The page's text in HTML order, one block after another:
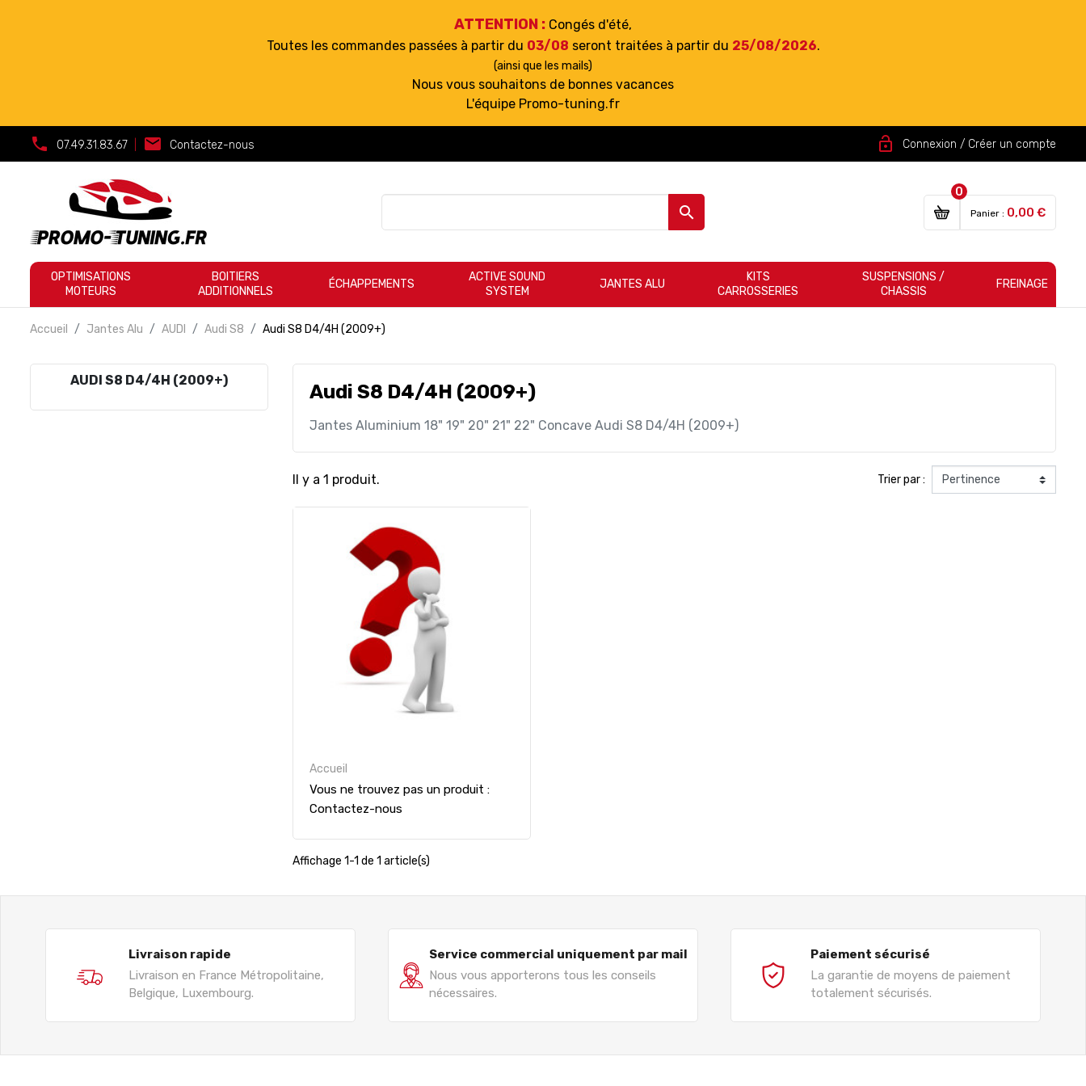
ATTENTION : Congés d'été,
Toutes les commandes passées à partir du 03/08 seront traitées à partir du 25/08/2026.
(ainsi que les mails)
Nous vous souhaitons de bonnes vacances
L'équipe Promo-tuning.fr
call 07.49.31.83.67 mail Contactez-nous lock_open Connexion / Créer un compte

0
Panier : 0,00 €
OPTIMISATIONS
MOTEURS
BOITIERS
ADDITIONNELS
ÉCHAPPEMENTS
ACTIVE SOUND
SYSTEM
JANTES ALU
KITS
CARROSSERIES
SUSPENSIONS /
CHASSIS
FREINAGE
Accueil Jantes Alu AUDI Audi S8 Audi S8 D4/4H (2009+)
AUDI S8 D4/4H (2009+)
Audi S8 D4/4H (2009+)
Jantes Aluminium 18" 19" 20" 21" 22" Concave Audi S8 D4/4H (2009+)
Il y a 1 produit. Trier par :
Accueil
Vous ne trouvez pas un produit :
Contactez-nous
Affichage 1-1 de 1 article(s)
Livraison rapide
Livraison en France Métropolitaine,
Belgique, Luxembourg.
Service commercial uniquement par mail
Nous vous apporterons tous les conseils
nécessaires.
Paiement sécurisé
La garantie de moyens de paiement
totalement sécurisés.